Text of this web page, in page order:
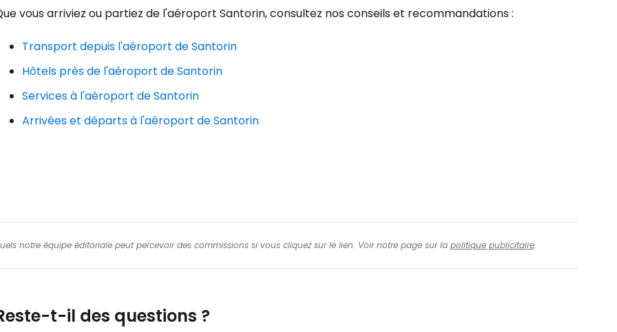
vous arriviez ou partiez de l'aéroport Santorin, consultez nos conseils et recommandations :
Transport depuis l'aéroport de Santorin
Hôtels près de l'aéroport de Santorin
Services à l'aéroport de Santorin
Arrivées et départs à l'aéroport de Santorin
notre équipe éditoriale peut percevoir des commissions si vous cliquez sur le lien. Voir notre page sur la politique publicitaire.
t-il des questions ?
Poursuivre avec le courrier électronique